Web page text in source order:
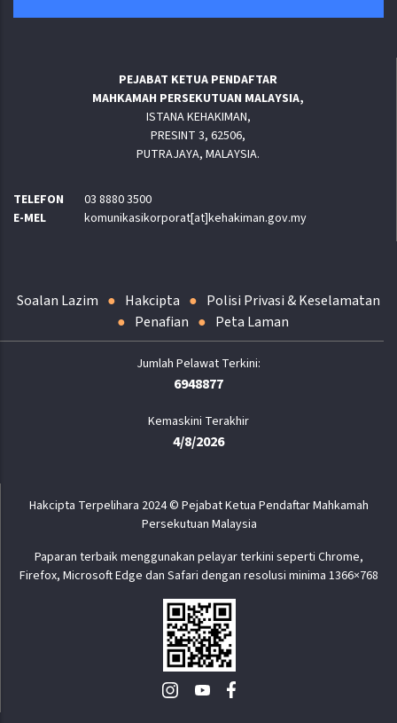
PEJABAT KETUA PENDAFTAR
MAHKAMAH PERSEKUTUAN MALAYSIA,
ISTANA KEHAKIMAN,
PRESINT 3, 62506,
PUTRAJAYA, MALAYSIA.
TELEFON
03 8880 3500
E-MEL
komunikasikorporat[at]kehakiman.gov.my
Soalan Lazim Hakcipta
Polisi Privasi & Keselamatan
Penafian
Peta Laman
6948877
Kemaskini Terakhir
4/8/2026
Hakcipta Terpelihara 2024 © Pejabat Ketua Pendaftar Mahkamah
Persekutuan Malaysia
Paparan terbaik menggunakan pelayar terkini seperti Chrome,
Firefox, Microsoft Edge dan Safari dengan resolusi minima 1366×768